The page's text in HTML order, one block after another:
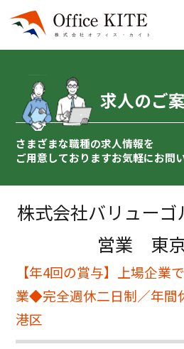
求人のご
さまざまな職種の求人情報を
ご用意しておりますお気軽にお問
株式会社バリュー
営業 東
【年4回の賞与】上場企業
業◆完全週休二日制／年間
港区